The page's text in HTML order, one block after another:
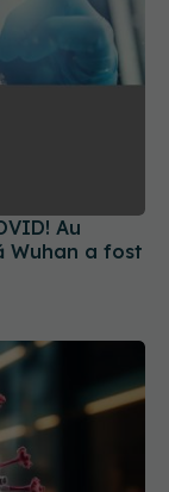
Au
Wuhan a fost